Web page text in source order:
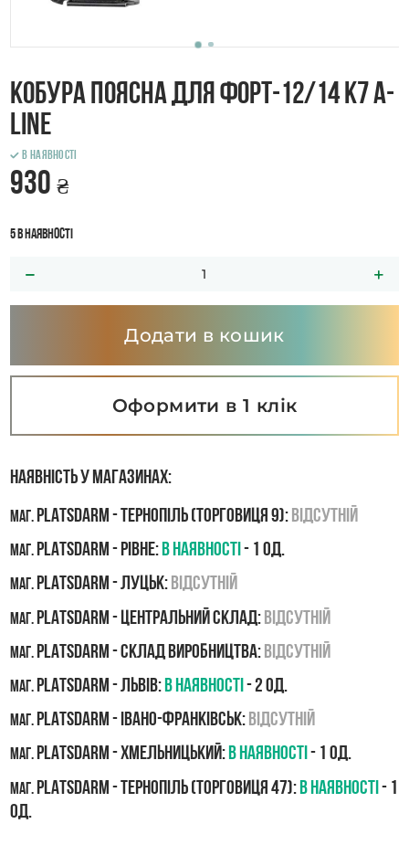
Кобура поясна для Форт-12/14 К7 A-
Line
В наявності
930 ₴
5 в наявності
Додати в кошик
Оформити в 1 клік
Наявність у магазинах:
маг.PLATSDARM - Тернопіль (Торговиця 9):Відсутній
маг.PLATSDARM - Рівне:В наявності- 1 од.
маг.PLATSDARM - Луцьк:Відсутній
маг.PLATSDARM - Центральний склад:Відсутній
маг.PLATSDARM - Склад виробництва:Відсутній
маг.PLATSDARM - Львів:В наявності- 2 од.
маг.PLATSDARM - Івано-Франківськ:Відсутній
маг.PLATSDARM - Хмельницький:В наявності- 1 од.
маг.PLATSDARM - Тернопіль (Торговиця 47):В наявності- 1
од.